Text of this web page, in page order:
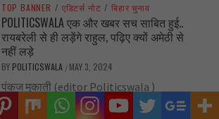
TOP BANNER / एडिटर्स नोट / बिहार चुनाव
POLITICSWALA एक और खबर सच साबित हुई..
रायबरेली से ही लड़ेंगे राहुल, पढ़िए क्यों अमेठी से
नहीं लड़े
BY POLITICSWALA / MAY 3, 2024
पंकज मुकाती (editor Politicswala )
politicswala ने राजनीतिक खबरों में एक बार फिर